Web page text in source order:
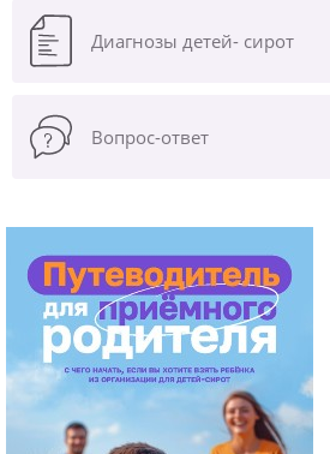
Диагнозы детей- сирот
Вопрос-ответ